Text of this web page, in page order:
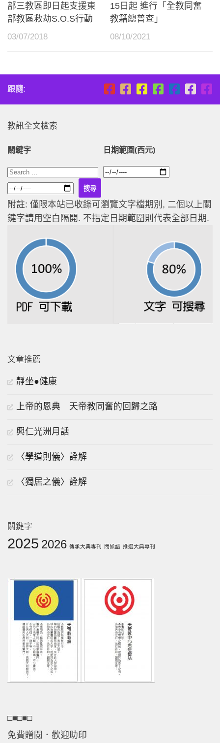
部三教區即日起支援東
部教區救劫S.O.S行動
03/07/2018
15日起 進行「全教同奮
教籍總普查」
08/10/2021
跟隨:
教訊全文檢索
關鍵字 日期範圍(西元)
附註: 僅限本站已收錄可瀏覽文字檔期別, 二個以上關
鍵字請用空白隔開. 不指定日期範圍則代表全部日期.
文章推薦
靜坐●健康
上帝的恩典 天帝教同奮的回歸之路
興仁光洲月話
〈學道則儀〉詮解
〈獨居之儀〉詮解
關鍵字
2025 2026 傳承大典專刊 問候語 推選大典專刊
□■□■□
免費贈閱．歡迎助印